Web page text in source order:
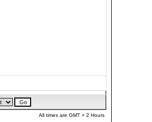
All times are GMT + 2 Hours